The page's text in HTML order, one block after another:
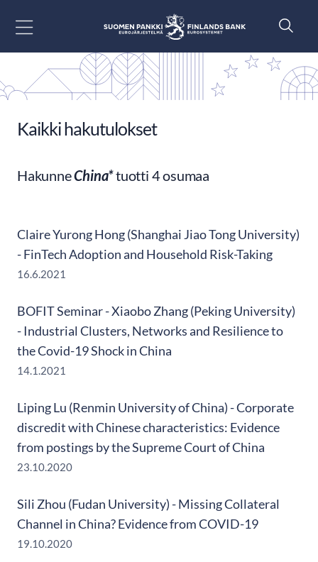
Kaikki hakutulokset
HakunneChina*tuotti 4 osumaa
Claire Yurong Hong (Shanghai Jiao Tong University)
- FinTech Adoption and Household Risk-Taking
16.6.2021
BOFIT Seminar - Xiaobo Zhang (Peking University)
- Industrial Clusters, Networks and Resilience to
the Covid-19 Shock in China
14.1.2021
Liping Lu (Renmin University of China) - Corporate
discredit with Chinese characteristics: Evidence
from postings by the Supreme Court of China
23.10.2020
Sili Zhou (Fudan University) - Missing Collateral
Channel in China? Evidence from COVID-19
19.10.2020